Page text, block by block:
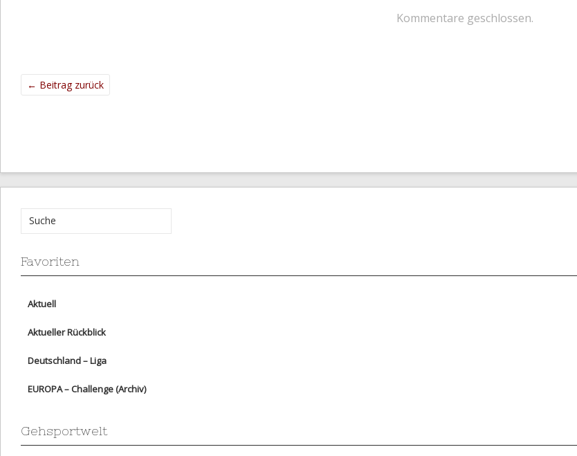
Kommentare geschlossen.
← Beitrag zurück
Favoriten
Aktuell
Aktueller Rückblick
Deutschland – Liga
EUROPA – Challenge (Archiv)
Gehsportwelt